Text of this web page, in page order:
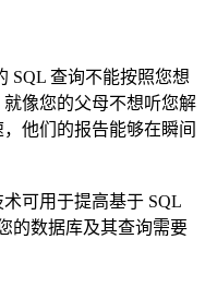
SQL 查询不能按照您想
像您的父母不想听您解
他们的报告能够在瞬间
可用于提高基于 SQL
的数据库及其查询需要